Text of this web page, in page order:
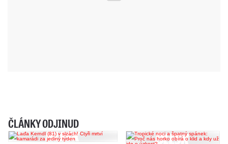
ČLÁNKY ODJINUD